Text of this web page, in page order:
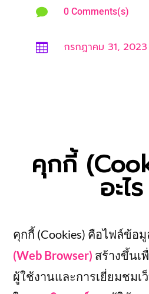
 0 Comments(s)
 กรกฎาคม 31, 2023
คุกกี้
อะไ
คุกกี้ (Cookies) คือไฟล์ข้อ
(Web Browser) สร้างขึ้นเ
ผู้ใช้งานและการเยี่ยมชมเ